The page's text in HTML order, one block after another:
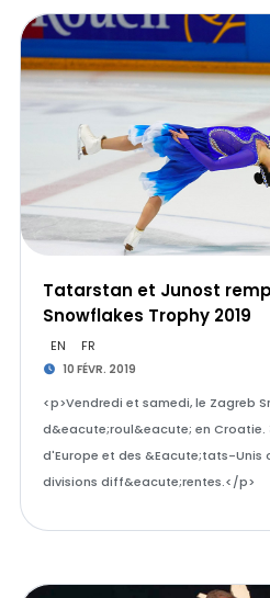
Tatarstan et Junost
Snowflakes Trophy 2019
EN FR
10 FÉVR. 2019
<p>Vendredi et samedi, le Zagreb
d&eacute;roul&eacute; en Croatie.
d'Europe et des &Eacute;tats-Unis
divisions diff&eacute;rentes.</p>